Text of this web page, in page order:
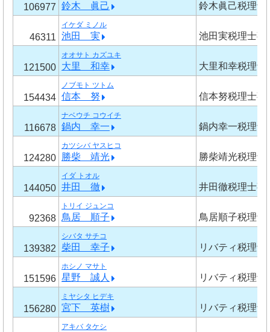
106977 鈴木 眞己 鈴木眞己税理士
46311
イケダ ミノル
池田 実 池田実税理士事
121500
オオサト カズユキ
大里 和幸 大里和幸税理士
154434
ノブモト ツトム
信本 努 信本努税理士事
116678
ナベウチ コウイチ
鍋内 幸一 鍋内幸一税理士
124280
カツシバ ヤスヒコ
勝柴 靖光 勝柴靖光税理士
144050
イダ トオル
井田 徹 井田徹税理士事
92368
トリイ ジュンコ
鳥居 順子 鳥居順子税理士
139382
シバタ サチコ
柴田 幸子 リバティ税理士
151596
ホシノ マサト
星野 誠人 リバティ税理士
156280
ミヤシタ ヒデキ
宮下 英樹 リバティ税理士
アキバ タケシ